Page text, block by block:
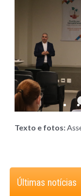
Texto e fotos:
Últimas notícias